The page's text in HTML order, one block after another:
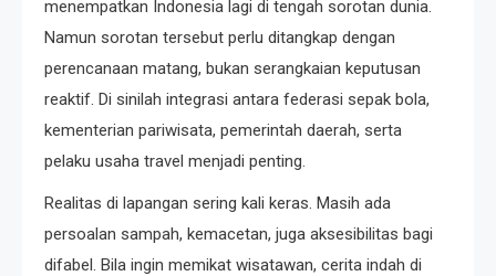
menempatkan Indonesia lagi di tengah sorotan dunia.
Namun sorotan tersebut perlu ditangkap dengan
perencanaan matang, bukan serangkaian keputusan
reaktif. Di sinilah integrasi antara federasi sepak bola,
kementerian pariwisata, pemerintah daerah, serta
pelaku usaha travel menjadi penting.
Realitas di lapangan sering kali keras. Masih ada
persoalan sampah, kemacetan, juga aksesibilitas bagi
difabel. Bila ingin memikat wisatawan, cerita indah di